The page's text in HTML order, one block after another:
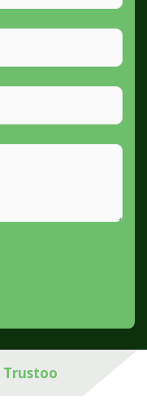
Trustoo